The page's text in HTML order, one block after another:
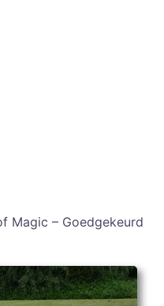
Magic – Goedgekeurd